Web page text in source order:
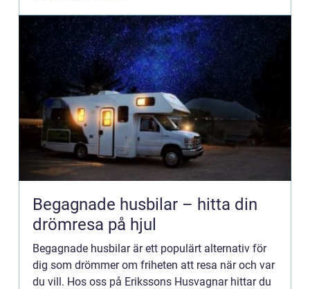
Begagnade husbilar – hitta din
drömresa på hjul
Begagnade husbilar är ett populärt alternativ för
dig som drömmer om friheten att resa när och var
du vill. Hos oss på Erikssons Husvagnar hittar du